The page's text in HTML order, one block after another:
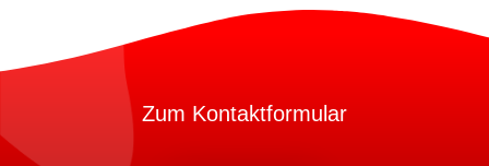
Zum Kontaktformular